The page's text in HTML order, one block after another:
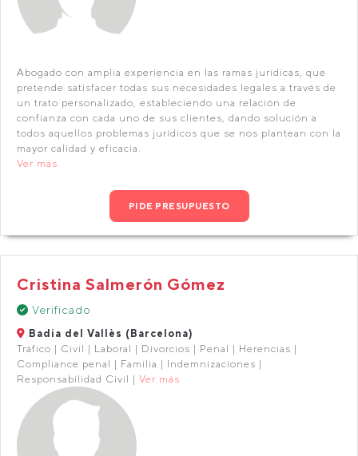
Abogado con amplia experiencia en las ramas jurídicas, que
pretende satisfacer todas sus necesidades legales a través de
un trato personalizado, estableciendo una relación de
confianza con cada uno de sus clientes, dando solución a
todos aquellos problemas jurídicos que se nos plantean con la
mayor calidad y eficacia.
Ver más
PIDE PRESUPUESTO
Cristina Salmerón Gómez
Verificado
Badia del Vallès (Barcelona)
Tráfico | Civil | Laboral | Divorcios | Penal | Herencias |
Compliance penal | Familia | Indemnizaciones |
Responsabilidad Civil | Ver más